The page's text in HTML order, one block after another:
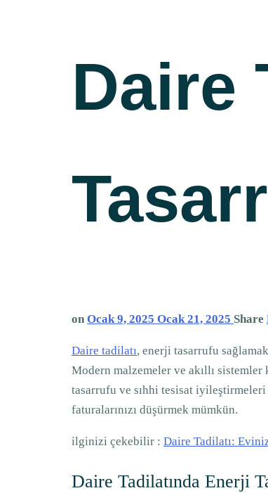
Daire
on Ocak 9, 2025 Ocak 21, 2025 Share
Daire tadilatı, enerji tasarrufu
Modern malzemeler ve akıllı
tasarrufu ve sıhhi tesisat
faturalarınızı düşürmek mümkün.
ilginizi çekebilir : Daire Tadilatı:
Daire Tadilatında Enerji